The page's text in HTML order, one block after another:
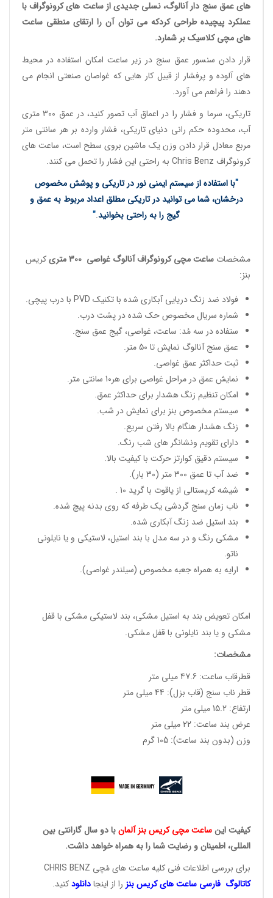
های عمق سنج دار آنالوگ، نسلی جدیدی ازساعت های کرونوگرافبا
عملکرد پیچیده طراحی کردکه می توان آن را ارتقای منطقی ساعت
های مچی کلاسیکبر شمارد.
قرار دادن سنسور عمق سنج در زیر ساعت امکان استفاده در محیط
های آلوده و پرفشار از قبیل کار هایی که غواصان صنعتی انجام می
دهند را فراهم می آورد.
تاریکی، سرما و فشار را در اعماق آب تصور کنید، در عمق 300 متری
آب، محدوده حکم رانی دنیای تاریکی، فشار وارده بر هر سانتی متر
مربع معادل قرار دادن وزن یک ماشین بروی سطح است، ساعت های
کرونوگراف Chris Benz به راحتی این فشار را تحمل می کنند.
"با استفاده از سیستم ایمنی نور در تاریکی و پوشش مخصوص
درخشان، شما می توانید در تاریکی مطلق اعداد مربوط به عمق و
گیج را به راحتی بخوانید.
"
مشخصات ساعت مچی کرونوگراف آنالوگ غواصی 300 متری
کریس
بنز:
فولاد ضد زنگ دریایی آبکاری شده با تکنیک PVD با درب پیچی.
شماره سریال مخصوص حک شده در پشت درب.
ستفاده در سه مُد: ساعت، غواصی، گیج عمق سنج.
عمق سنج آنالوگ نمایش تا 50 متر.
ثبت حداکثر عمق غواصی.
نمایش عمق در مراحل غواصی برای هر10 سانتی متر.
امکان تنظیم زنگ هشدار برای حداکثر عمق.
سیستم مخصوص بنز برای نمایش در شب.
زنگ هشدار هنگام بالا رفتن سریع.
دارای تقویم ونشانگر های شب رنگ.
سیستم دقیق کوارتز حرکت با کیفیت بالا.
ضد آب تا عمق 300 متر (30 بار).
شیشه کریستالی از یاقوت با گرید 10 .
ناب زمان سنج گردشی یک طرفه که روی بدنه پیچ شده.
بند استیل ضد زنگ آبکاری شده.
مشکی رنگ و در سه مدل با بند استیل، لاستیکی و یا نایلونی
ناتو.
ارایه به همراه جعبه مخصوص (سیلندر غواصی).
امکان تعویض بند به استیل مشکی، بند لاستیکی مشکی با قفل
مشکی و یا بند نایلونی با قفل مشکی.
مشخصات:
قطرقاب ساعت: 47.6 میلی متر
قطر ناب سنج (قاب بزل): 44 میلی متر
ارتفاع: 15.2 میلی متر
عرض بند ساعت: 22 میلی متر
وزن (بدون بند ساعت): 105 گرم
کیفیت اینساعت مچی کریسبنز آلمانبا دو سال گارانتی بین
المللی، اطمینان و رضایت شما را به همراه خواهد داشت.
برای بررسی اطلاعات فنی کلیه ساعت های مُچی CHRIS BENZ
کاتالوگ فارسی ساعت هایکریس بنز را از اینجادانلودکنید.